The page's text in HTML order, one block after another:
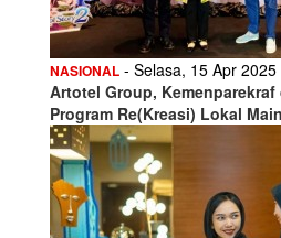
NASIONAL - Selasa, 15 Apr 2025
Artotel Group, Kemenparekraf
Program Re(Kreasi) Lokal